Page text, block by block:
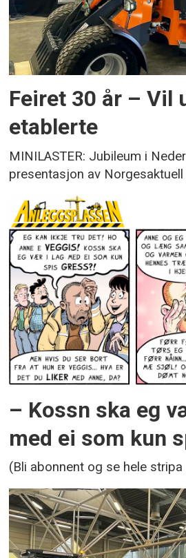
Feiret 30 år – Vil
etablerte
MINILASTER: Jubileum i
presentasjon av Norgesaktuell
– Kossn ska eg
med ei som kun
(Bli abonnent og se hele